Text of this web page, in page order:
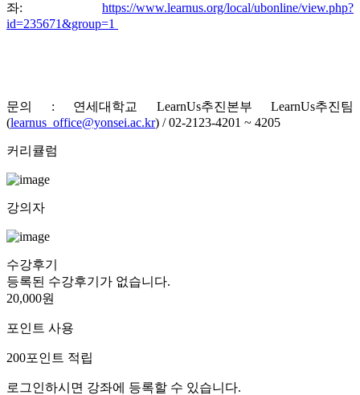
좌: https://www.learnus.org/local/ubonline/view.php?
id=235671&group=1
문의 : 연세대학교 LearnUs추진본부 LearnUs추진팀
(learnus_office@yonsei.ac.kr) / 02-2123-4201 ~ 4205
커리큘럼
강의자
수강후기
등록된 수강후기가 없습니다.
20,000원
포인트 사용
200포인트 적립
로그인하시면 강좌에 등록할 수 있습니다.